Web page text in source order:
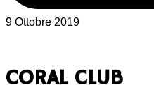
9 Ottobre 2019
CORAL CLUB